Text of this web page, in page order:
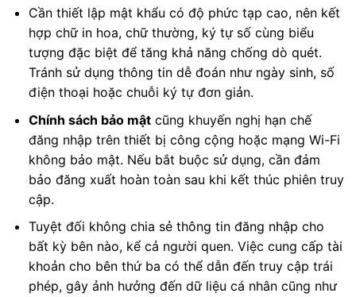
Cần thiết lập mật khẩu có độ phức tạp cao, nên kết
hợp chữ in hoa, chữ thường, ký tự số cùng biểu
tượng đặc biệt để tăng khả năng chống dò quét.
Tránh sử dụng thông tin dễ đoán như ngày sinh, số
điện thoại hoặc chuỗi ký tự đơn giản.
Chính sách bảo mậtcũng khuyến nghị hạn chế
đăng nhập trên thiết bị công cộng hoặc mạng Wi-Fi
không bảo mật. Nếu bắt buộc sử dụng, cần đảm
bảo đăng xuất hoàn toàn sau khi kết thúc phiên truy
cập.
Tuyệt đối không chia sẻ thông tin đăng nhập cho
bất kỳ bên nào, kể cả người quen. Việc cung cấp tài
khoản cho bên thứ ba có thể dẫn đến truy cập trái
phép, gây ảnh hưởng đến dữ liệu cá nhân cũng như